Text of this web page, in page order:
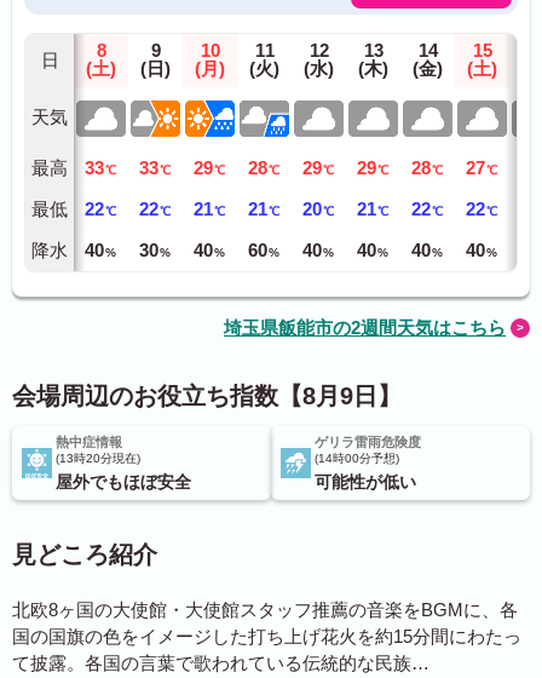
日
天気
最高
最低
降水
8
(土)
33℃
22℃
40%
9
(日)
33℃
22℃
30%
10
(月)
29℃
21℃
40%
11
(火)
28℃
21℃
60%
12
(水)
29℃
20℃
40%
13
(木)
29℃
21℃
40%
14
(金)
28℃
22℃
40%
15
(土)
27℃
22℃
40%
埼玉県飯能市の2週間天気はこちら
会場周辺のお役立ち指数【8月9日】
熱中症情報
13時20分現在
屋外でもほぼ安全
ゲリラ雷雨危険度
14時00分予想
可能性が低い
見どころ紹介
北欧8ヶ国の大使館・大使館スタッフ推薦の音楽をBGMに、各
国の国旗の色をイメージした打ち上げ花火を約15分間にわたっ
て披露。各国の言葉で歌われている伝統的な民族…